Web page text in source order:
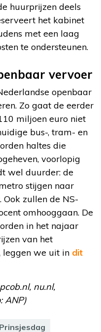
huurprijzen deels
het kabinet
met een laag
te ondersteunen.
vervoer
openbaar
Zo gaat de eerder
miljoen euro niet
bus-, tram- en
haltes die
voorlopig
wel duurder: de
stijgen naar
zullen de NS-
omhooggaan. De
in het najaar
van het
leggen we uit in dit
nu.nl,
ANP)
Prinsjesdag